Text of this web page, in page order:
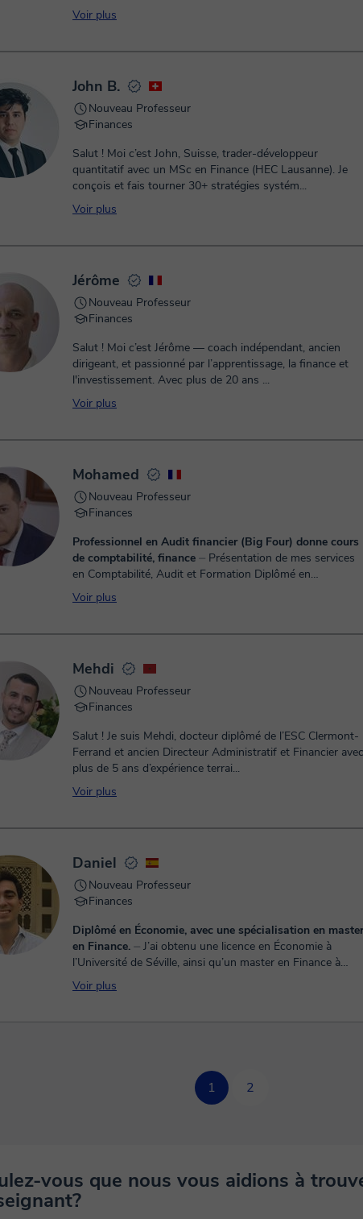
Voir plus
John B.
Nouveau Professeur
Finances
Salut ! Moi c’est John, Suisse, trader-développeur
quantitatif avec un MSc en Finance (HEC Lausanne). Je
conçois et fais tourner 30+ stratégies systém...
Voir plus
Jérôme
Nouveau Professeur
Finances
Salut ! Moi c’est Jérôme — coach indépendant, ancien
dirigeant, et passionné par l’apprentissage, la finance et
l'investissement. Avec plus de 20 ans ...
Voir plus
Mohamed
Nouveau Professeur
Finances
Professionnel en Audit financier (Big Four) donne cours
de comptabilité, finance ⏤ Présentation de mes services
en Comptabilité, Audit et Formation Diplômé en
Comptabilité et Audit Financier en 2021, je mets à votre
disposition une ...
Voir plus
Mehdi
Nouveau Professeur
Finances
Salut ! Je suis Mehdi, docteur diplômé de l’ESC Clermont-
Ferrand et ancien Directeur Administratif et Financier avec
plus de 5 ans d’expérience terrai...
Voir plus
Daniel
Nouveau Professeur
Finances
Diplômé en Économie, avec une spécialisation en master
en Finance. ⏤ J’ai obtenu une licence en Économie à
l’Université de Séville, ainsi qu’un master en Finance à
Voir plus
1 2
vous que nous vous aidions à